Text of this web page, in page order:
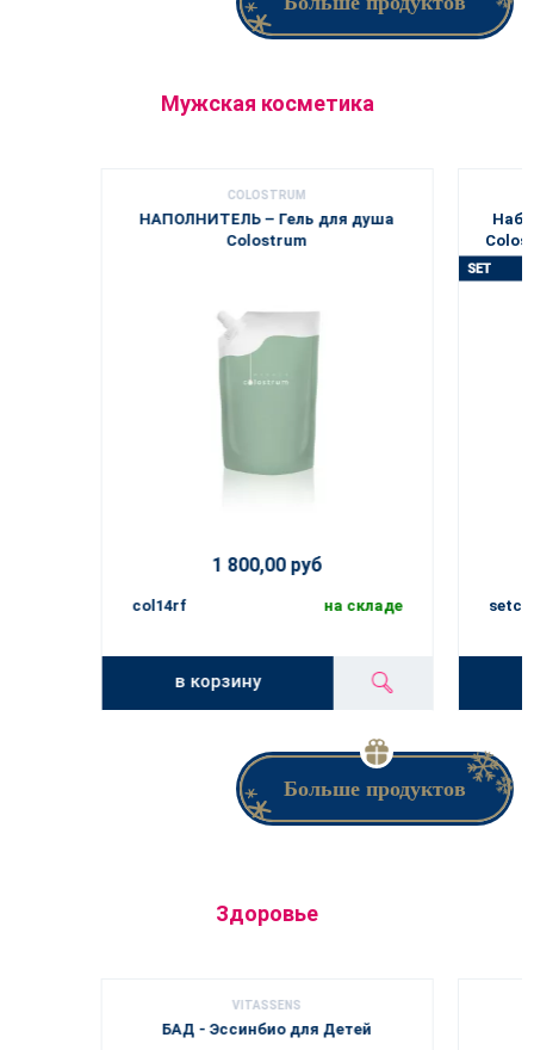
Мужская косметика
COLOSTRUM
НАПОЛНИТЕЛЬ – Гель для душа
Colostrum
1 800,00 руб
col14rf на складе
в корзину
Больше продуктов
Здоровье
VITASSENS
БАД - Эссинбио для Детей